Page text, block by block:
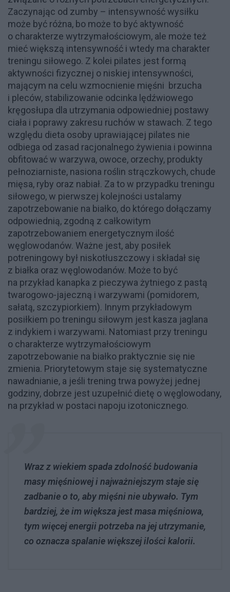
Zaczynając od zumby – intensywność wysiłku
może być różna, bo może to być aktywność
o charakterze wytrzymałościowym, ale może też
mieć większą intensywność i wtedy ma charakter
treningu siłowego. Z kolei pilates jest formą
aktywności fizycznej o niskiej intensywności,
mającym na celu wzmocnienie mięśni brzucha
i pleców, stabilizowanie odcinka lędźwiowego
kręgosłupa dla utrzymania odpowiedniej postawy
ciała i poprawy zakresu ruchów w stawach. Z tego
względu dieta osoby uprawiającej pilates nie
odbiega od zasad racjonalnego żywienia i powinna
obfitować w warzywa, owoce, orzechy, produkty
pełnoziarniste, nasiona roślin strączkowych, chude
mięsa, ryby oraz nabiał. Za to w przypadku treningu
siłowego, w pierwszej kolejności ustalamy
zapotrzebowanie na białko, do którego dołączamy
odpowiednią, zgodną z całkowitym
zapotrzebowaniem energetycznym ilość
węglowodanów. Ważne jest, aby posiłek
potreningowy był niskotłuszczowy i składał się
z białka oraz węglowodanów. Może to być
na przykład kanapka z pieczywa żytniego z pastą
twarogowo-jajeczną i warzywami (pomidorem,
sałatą, szczypiorkiem). Innym przykładowym
posiłkiem po treningu siłowym jest kasza jaglana
z indykiem i warzywami. Natomiast przy treningu
o charakterze wytrzymałościowym
zapotrzebowanie na białko praktycznie się nie
zmienia. Priorytetowym staje się systematyczne
nawadnianie, a jeśli trening trwa powyżej jednej
godziny, dobrze jest uzupełnić dietę o węglowodany,
na przykład w postaci napoju izotonicznego.
Wraz z wiekiem spada zdolność budowania
masy mięśniowej i najważniejszym staje się
zadbanie o to, aby mięśni nie ubywało. Tym
bardziej, że im większa jest masa mięśniowa,
tym więcej energii potrzeba na jej utrzymanie,
co oznacza spalanie większej ilości kalorii.